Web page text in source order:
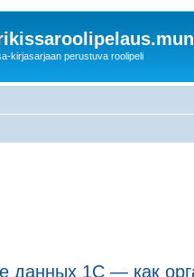
kirjasarjaan perustuva roolipeli
данных 1С — как